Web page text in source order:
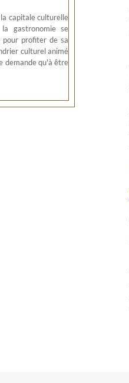
capitale culturelle
gastronomie se
pour profiter de sa
culturel animé
demande qu'à être